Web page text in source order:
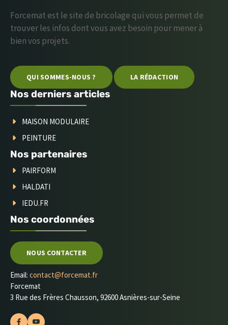
Forcemat est le site de bricolage qui vous permet de
trouver les infos dont vous avez besoin pour mener à
bien vos projets.
QUI SOMMES-NOUS ? LA RÉDACTION
Nos derniers articles
MAISON MODULAIRE
PEINTURE
Nos partenaires
PAIRFORM
HALDATI
IEDU.FR
Nos coordonnées
NOUS CONTACTER
Email: contact@forcemat.fr
Forcemat
3 Rue des Frères Chausson, 92600 Asnières-sur-Seine